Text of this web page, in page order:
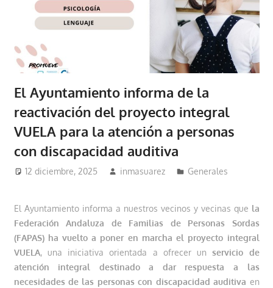
El Ayuntamiento informa de la
reactivación del proyecto integral
VUELA para la atención a personas
con discapacidad auditiva
12 diciembre, 2025 inmasuarez Generales
El Ayuntamiento informa a nuestros vecinos y vecinas que la
Federación Andaluza de Familias de Personas Sordas
(FAPAS) ha vuelto a poner en marcha el proyecto integral
VUELA, una iniciativa orientada a ofrecer unservicio de
atención integral
destinado a dar respuesta a las
necesidades de las personas con discapacidad auditiva en